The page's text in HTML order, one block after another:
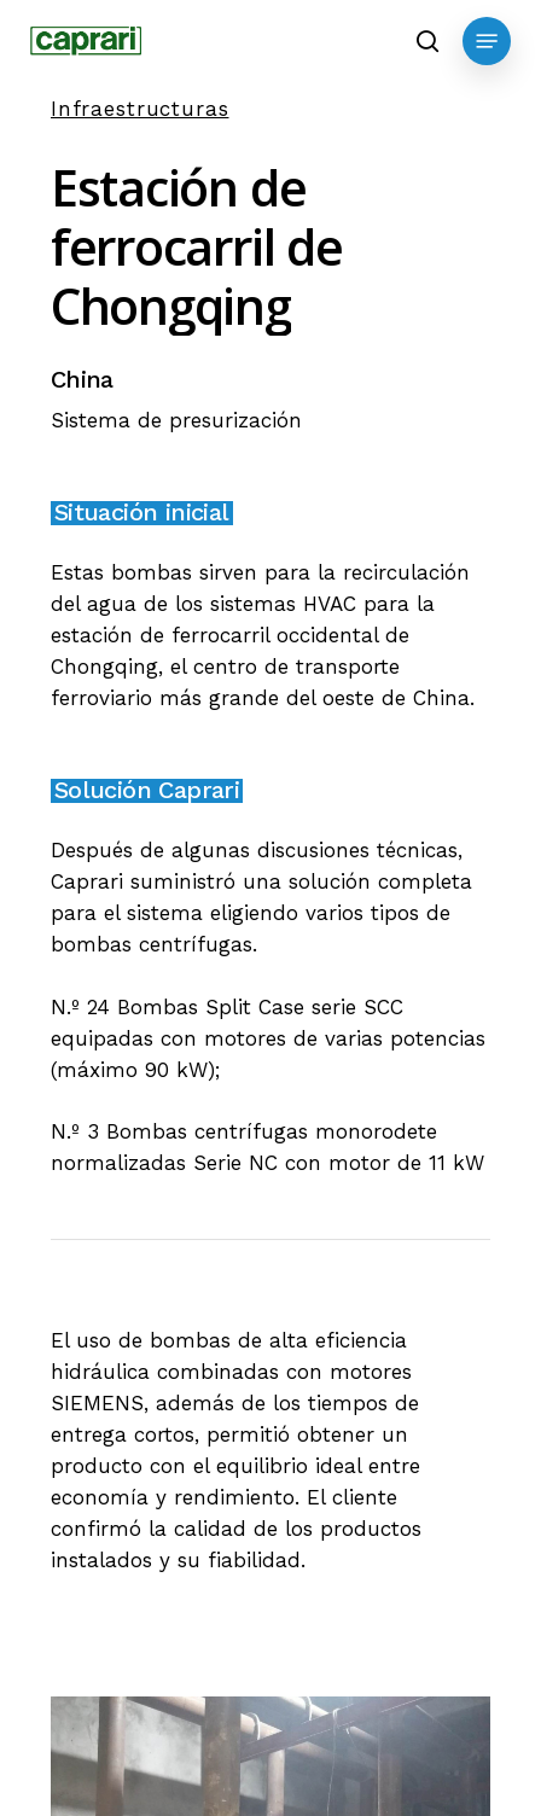
content
search
Menu
Infraestructuras
Estación de
ferrocarril de
Chongqing
China
Sistema de presurización
Situación inicial
Estas bombas sirven para la recirculación
del agua de los sistemas HVAC para la
estación de ferrocarril occidental de
Chongqing, el centro de transporte
ferroviario más grande del oeste de China.
Solución Caprari
Después de algunas discusiones técnicas,
Caprari suministró una solución completa
para el sistema eligiendo varios tipos de
bombas centrífugas.
N.º 24 Bombas Split Case serie SCC
equipadas con motores de varias potencias
(máximo 90 kW);
N.º 3 Bombas centrífugas monorodete
normalizadas Serie NC con motor de 11 kW
El uso de bombas de alta eficiencia
hidráulica combinadas con motores
SIEMENS, además de los tiempos de
entrega cortos, permitió obtener un
producto con el equilibrio ideal entre
economía y rendimiento. El cliente
confirmó la calidad de los productos
instalados y su fiabilidad.